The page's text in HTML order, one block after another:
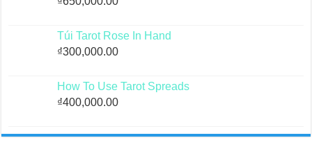
Túi Tarot Rose In Hand
₫300,000.00
How To Use Tarot Spreads
₫400,000.00